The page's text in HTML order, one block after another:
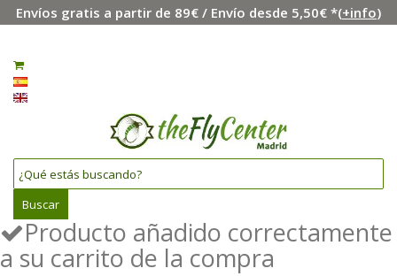
Envíos gratis a partir de 89€ / Envío desde 5,50€ *(+info)
Buscar
Producto añadido correctamente
a su carrito de la compra